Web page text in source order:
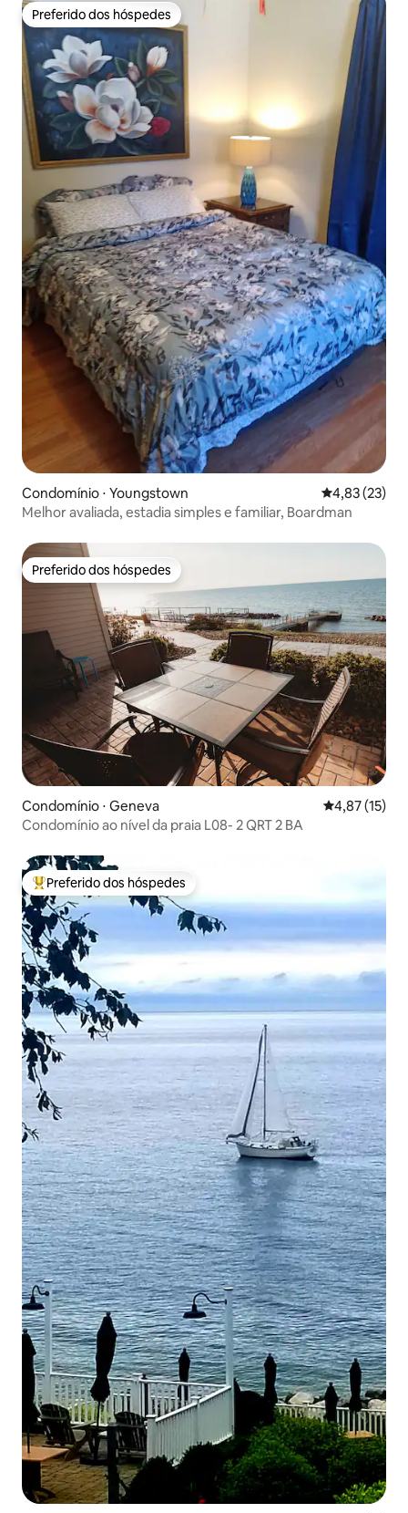
Preferido dos hóspedes
Preferido dos hóspedes
Condomínio ⋅ Youngstown 4,83 de uma
4,83 (23)
Melhor avaliada, estadia simples e familiar, Boardman
Preferido dos hóspedes
Preferido dos hóspedes
Condomínio ⋅ Geneva 4,87 de uma
4,87 (15)
Condomínio ao nível da praia L08- 2 QRT 2 BA
Entre os melhores preferidos dos hóspedes
Preferido dos hóspedes